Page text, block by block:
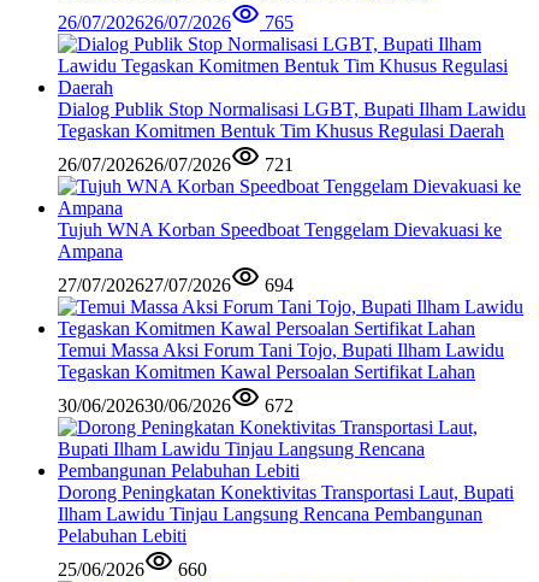
26/07/202626/07/2026 765
Dialog Publik Stop Normalisasi LGBT, Bupati Ilham Lawidu
Tegaskan Komitmen Bentuk Tim Khusus Regulasi Daerah
26/07/202626/07/2026 721
Tujuh WNA Korban Speedboat Tenggelam Dievakuasi ke
Ampana
27/07/202627/07/2026 694
Temui Massa Aksi Forum Tani Tojo, Bupati Ilham Lawidu
Tegaskan Komitmen Kawal Persoalan Sertifikat Lahan
30/06/202630/06/2026 672
Dorong Peningkatan Konektivitas Transportasi Laut, Bupati
Ilham Lawidu Tinjau Langsung Rencana Pembangunan
Pelabuhan Lebiti
25/06/2026
660